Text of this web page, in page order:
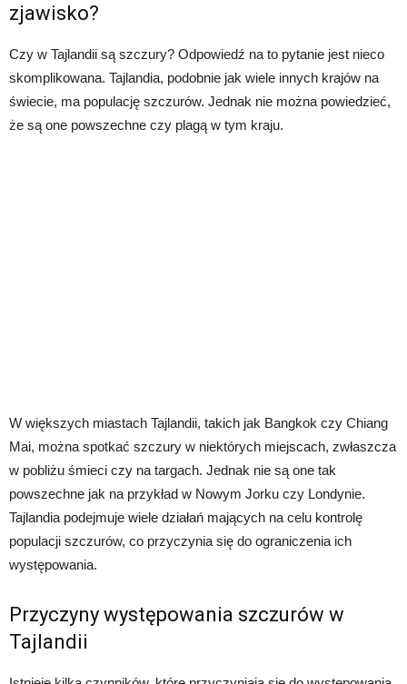
zjawisko?
Czy w Tajlandii są szczury? Odpowiedź na to pytanie jest nieco
skomplikowana. Tajlandia, podobnie jak wiele innych krajów na
świecie, ma populację szczurów. Jednak nie można powiedzieć,
że są one powszechne czy plagą w tym kraju.
W większych miastach Tajlandii, takich jak Bangkok czy Chiang
Mai, można spotkać szczury w niektórych miejscach, zwłaszcza
w pobliżu śmieci czy na targach. Jednak nie są one tak
powszechne jak na przykład w Nowym Jorku czy Londynie.
Tajlandia podejmuje wiele działań mających na celu kontrolę
populacji szczurów, co przyczynia się do ograniczenia ich
występowania.
Przyczyny występowania szczurów w
Tajlandii